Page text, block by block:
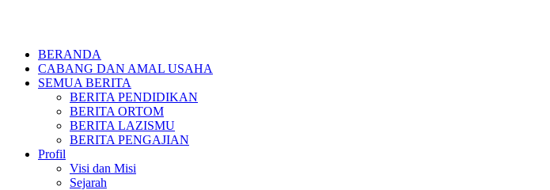
BERANDA
CABANG DAN AMAL USAHA
SEMUA BERITA
BERITA PENDIDIKAN
BERITA ORTOM
BERITA LAZISMU
BERITA PENGAJIAN
Profil
Visi dan Misi
Sejarah